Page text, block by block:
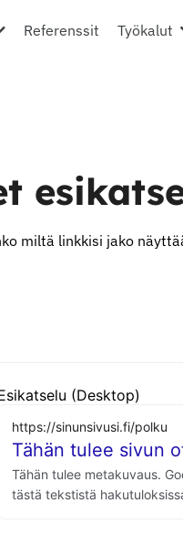
Referenssit Työkalut
miltä linkkisi jako
(Desktop)
https://sinunsivusi.fi/polku
Tähän tulee sivun
Tähän tulee metakuvaus.
tästä tekstistä